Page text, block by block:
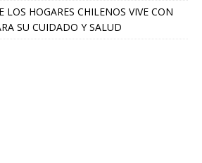
HOGARES CHILENOS VIVE CON
SU CUIDADO Y SALUD